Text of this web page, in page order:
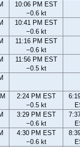
10:06 PM EST
−0.6 kt
10:41 PM EST
−0.6 kt
11:16 PM EST
−0.6 kt
11:56 PM EST
−0.5 kt
2:24 PM EST
−0.5 kt
3:29 PM EST
−0.6 kt
4:30 PM EST
−0.6 kt